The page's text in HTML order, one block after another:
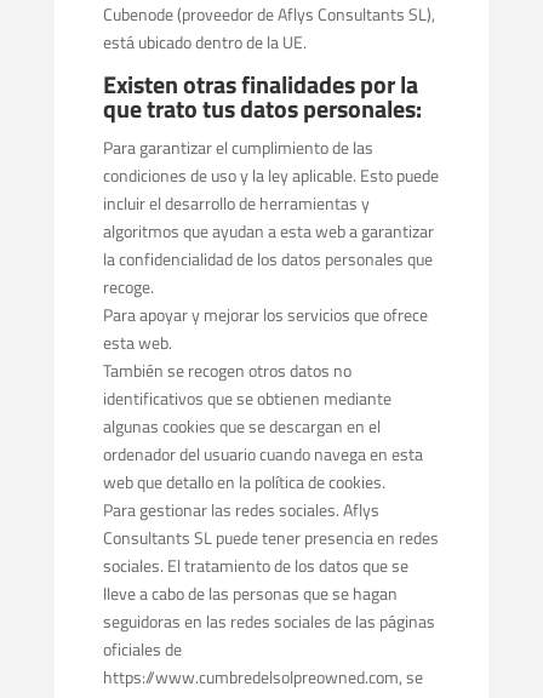
Cubenode (proveedor de Aflys Consultants SL),
está ubicado dentro de la UE.
Existen otras finalidades por la
que trato tus datos personales:
Para garantizar el cumplimiento de las
condiciones de uso y la ley aplicable. Esto puede
incluir el desarrollo de herramientas y
algoritmos que ayudan a esta web a garantizar
la confidencialidad de los datos personales que
recoge.
Para apoyar y mejorar los servicios que ofrece
esta web.
También se recogen otros datos no
identificativos que se obtienen mediante
algunas cookies que se descargan en el
ordenador del usuario cuando navega en esta
web que detallo en la política de cookies.
Para gestionar las redes sociales. Aflys
Consultants SL puede tener presencia en redes
sociales. El tratamiento de los datos que se
lleve a cabo de las personas que se hagan
seguidoras en las redes sociales de las páginas
oficiales de
https://www.cumbredelsolpreowned.com, se